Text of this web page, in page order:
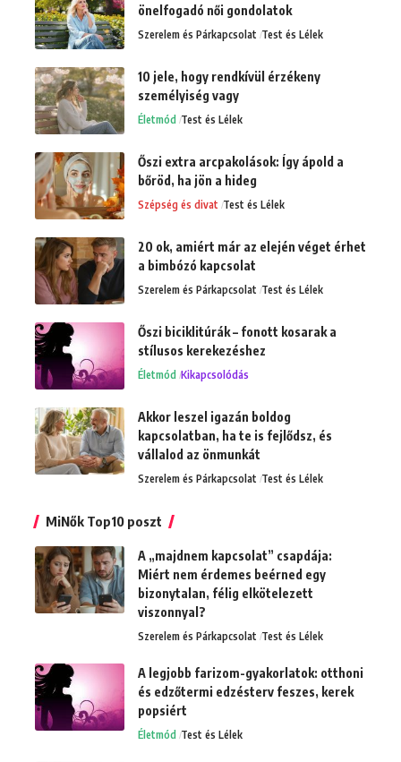
önelfogadó női gondolatok
Szerelem és Párkapcsolat Test és Lélek
10 jele, hogy rendkívül érzékeny
személyiség vagy
Életmód Test és Lélek
Őszi extra arcpakolások: Így ápold a
bőröd, ha jön a hideg
Szépség és divat Test és Lélek
20 ok, amiért már az elején véget érhet
a bimbózó kapcsolat
Szerelem és Párkapcsolat Test és Lélek
Őszi biciklitúrák – fonott kosarak a
stílusos kerekezéshez
Életmód Kikapcsolódás
Akkor leszel igazán boldog
kapcsolatban, ha te is fejlődsz, és
vállalod az önmunkát
Szerelem és Párkapcsolat Test és Lélek
MiNők Top10 poszt
A „majdnem kapcsolat” csapdája:
Miért nem érdemes beérned egy
bizonytalan, félig elkötelezett
viszonnyal?
Szerelem és Párkapcsolat Test és Lélek
A legjobb farizom-gyakorlatok: otthoni
és edzőtermi edzésterv feszes, kerek
popsiért
Életmód Test és Lélek